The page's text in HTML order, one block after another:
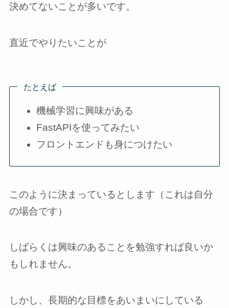
決めてないことが多いです。
直近でやりたいことが
たとえば
機械学習に興味がある
FastAPIを使ってみたい
フロントエンドも身につけたい
このように決まっているとします（これは自分
の場合です）
しばらくは興味のあることを勉強すれば良いか
もしれません。
しかし、長期的な目標をあいまいにしている